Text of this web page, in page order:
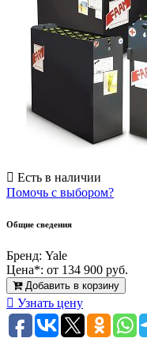
Есть в наличии
Помочь с выбором?
Общие сведения
Бренд: Yale
Цена*: от 134 900 руб.
Добавить в корзину
Узнать цену